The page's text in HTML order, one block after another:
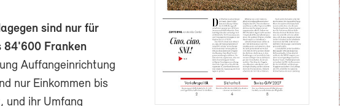
sind nur für
84'600 Franken
Auffangeinrichtung
nur Einkommen bis
und ihr Umfang